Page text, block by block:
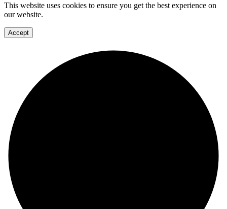
This website uses cookies to ensure you get the best experience on
our website.
Accept